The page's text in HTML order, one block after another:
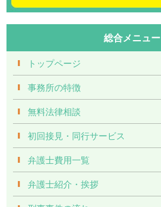
総合メニュー
トップページ
事務所の特徴
無料法律相談
初回接見・同行サービス
弁護士費用一覧
弁護士紹介・挨拶